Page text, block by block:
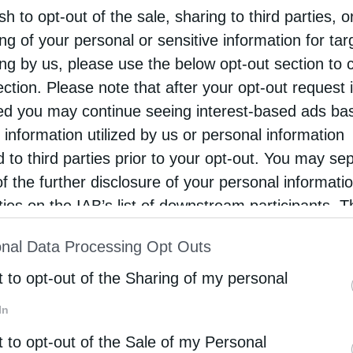
to opt-out of the sale, sharing to third parties,
of your personal or sensitive information for
by us, please use the below opt-out section to
Please note that after your opt-out request
you may continue seeing interest-based ads
information utilized by us or personal information
to third parties prior to your opt-out. You may
the further disclosure of your personal
on the IAB’s list of downstream participants.
of Downstream Participantsthat may further
parties.
Data Processing Opt Outs
to opt-out of the Sharing of my personal
to opt-out of the Sale of my Personal
κύριαπ ηγή εσόδων για αυτόνομα εμπορικά
επ ισημαίνουν ότι η συνεγκατάσταση
τις χρηματοροές,λόγω βελτιστοποίησης της εμπ
,καθώς και εξοικονόμησης δαπανών ανάπτυξης και
ποτελούν η εριορισμένη ρόσβαση στις
τυξη έργων BESS. Σύμφωνα με ανάλυση ,η
να οδηγήσει σε μείωση των εσόδων έως και
ακόμη μεγαλύτερεςπιέσεις στα κέρδη.
day-ahead spread swaps
των εμπορικών έργων αποθήκευσης
για έργαBESSσε ευρωπαϊκές αγορές,